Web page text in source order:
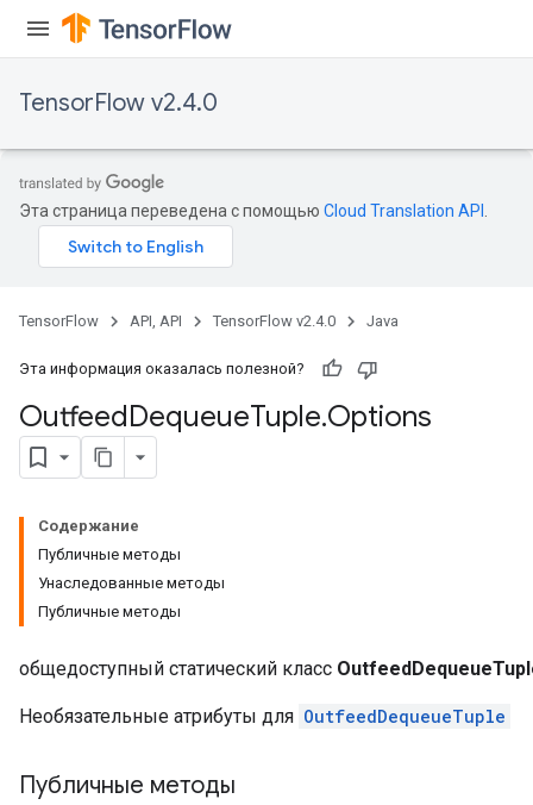
TensorFlow v2.4.0
Эта страница переведена с помощью Cloud Translation API
TensorFlow API, API TensorFlow v2.4.0 Java
Эта информация оказалась полезной?
OutfeedDequeueTuple.Options
Содержание
Публичные методы
Унаследованные методы
Публичные методы
общедоступный статический класс
Необязательные атрибуты для OutfeedDequeueTuple
Публичные методы